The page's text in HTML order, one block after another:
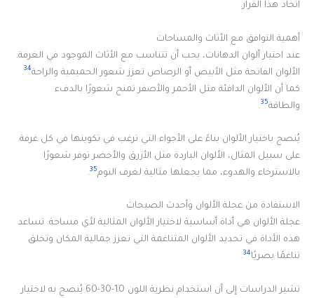
اتخاذ هذا القرار.
أهمية التوافق مع الأثاث والمساحات
عند اختيار ألوان الدهانات، يجب أن تتناسب مع الأثاث الموجود في الغرفة.
الألوان الفاتحة مثل الأبيض أو الرصاص تعزز شعور الحميمية والراحة34
.
كما أن الألوان الدافئة مثل الأحمر والأصفر تمنح شعورًا بالدفء
والطاقة35
.
يُنصح باختيار الألوان بناءً على الأجواء التي ترغب في تكوينها في كل غرفة.
على سبيل المثال، الألوان الباردة مثل الأزرق والأخضر توفر شعورًا
بالاسترخاء والهدوء، مما يجعلها مثالية لغرف النوم35
.
الاستفادة من عجلة الألوان وأحدث الصيحات
عجلة الألوان هي أداة أساسية لاختيار الألوان المثالية لأي مساحة. تساعد
هذه الأداة في تحديد الألوان المتناغمة التي تعزز جمالية المكان وتخلق
تناغمًا بصريًا34
.
تشير الدراسات إلى أن استخدام نظرية اللون 10-30-60 يُنصح به لاختيار